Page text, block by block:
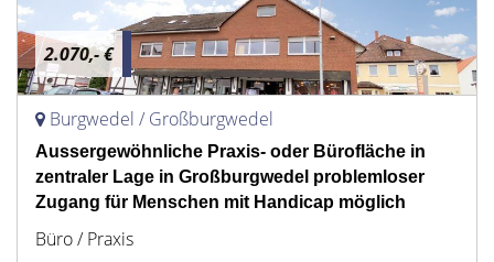
2.070,- €
Burgwedel / Großburgwedel
Aussergewöhnliche Praxis- oder Bürofläche in
zentraler Lage in Großburgwedel problemloser
Zugang für Menschen mit Handicap möglich
Büro / Praxis